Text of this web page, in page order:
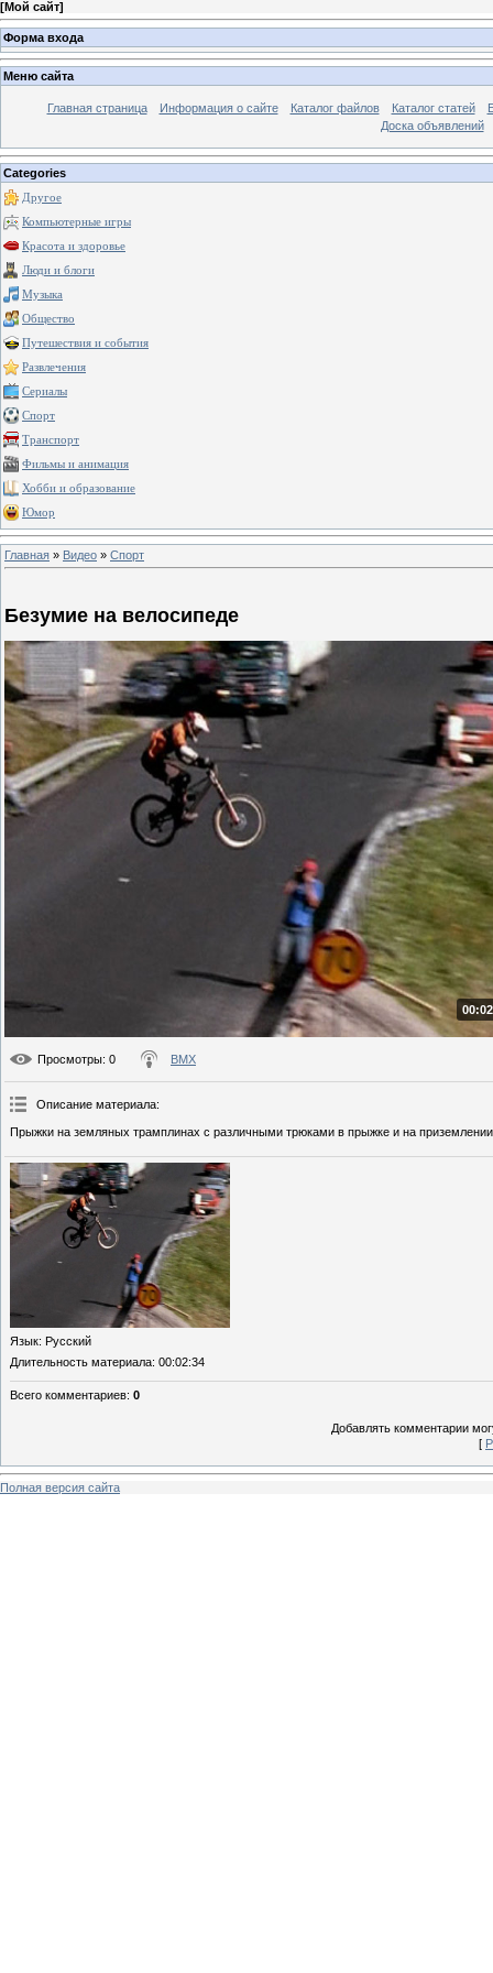
[Мой сайт]
Форма входа
Меню сайта
Главная страница Информация о сайте Каталог файлов Каталог статей
Доска объявлений
Categories
Другое
Компьютерные игры
Красота и здоровье
Люди и блоги
Музыка
Общество
Путешествия и события
Развлечения
Сериалы
Спорт
Транспорт
Фильмы и анимация
Хобби и образование
Юмор
Главная » Видео » Спорт
Безумие на велосипеде
Просмотры: 0 BMX
Описание материала:
Прыжки на земляных трамплинах с различными трюками в прыжке и на
Язык: Русский
Длительность материала: 00:02:34
Всего комментариев: 0
Добавлять комментарии
[
Полная версия сайта